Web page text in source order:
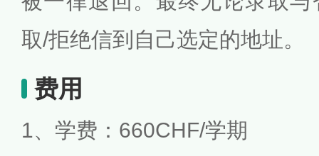
取/拒绝信到自己选定的地址。
费用
1、学费：660CHF/学期